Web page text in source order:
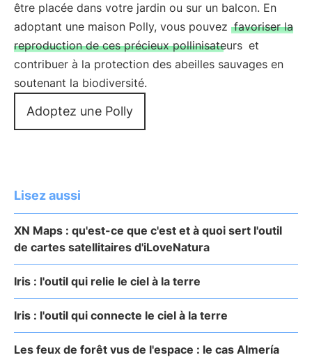
être placée dans votre jardin ou sur un balcon. En
adoptant une maison Polly, vous pouvez favoriser la
reproduction de ces précieux pollinisateurs et
contribuer à la protection des abeilles sauvages en
soutenant la biodiversité.
Adoptez une Polly
Lisez aussi
XN Maps : qu'est-ce que c'est et à quoi sert l'outil
de cartes satellitaires d'iLoveNatura
Iris : l'outil qui relie le ciel à la terre
Iris : l'outil qui connecte le ciel à la terre
Les feux de forêt vus de l'espace : le cas Almería